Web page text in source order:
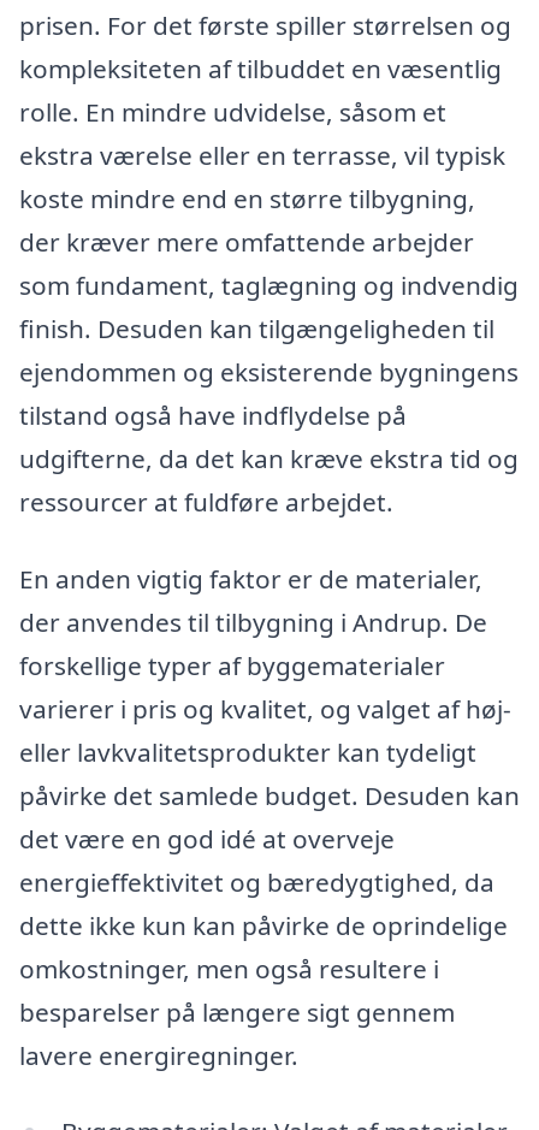
prisen. For det første spiller størrelsen og
kompleksiteten af tilbuddet en væsentlig
rolle. En mindre udvidelse, såsom et
ekstra værelse eller en terrasse, vil typisk
koste mindre end en større tilbygning,
der kræver mere omfattende arbejder
som fundament, taglægning og indvendig
finish. Desuden kan tilgængeligheden til
ejendommen og eksisterende bygningens
tilstand også have indflydelse på
udgifterne, da det kan kræve ekstra tid og
ressourcer at fuldføre arbejdet.
En anden vigtig faktor er de materialer,
der anvendes til tilbygning i Andrup. De
forskellige typer af byggematerialer
varierer i pris og kvalitet, og valget af høj-
eller lavkvalitetsprodukter kan tydeligt
påvirke det samlede budget. Desuden kan
det være en god idé at overveje
energieffektivitet og bæredygtighed, da
dette ikke kun kan påvirke de oprindelige
omkostninger, men også resultere i
besparelser på længere sigt gennem
lavere energiregninger.